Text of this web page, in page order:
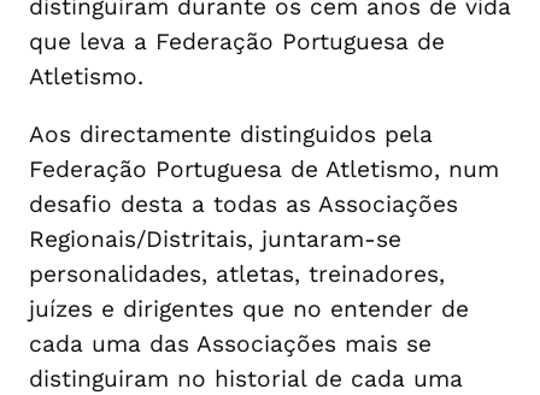
distinguiram durante os cem anos de vida
que leva a Federação Portuguesa de
Atletismo.
Aos directamente distinguidos pela
Federação Portuguesa de Atletismo, num
desafio desta a todas as Associações
Regionais/Distritais, juntaram-se
personalidades, atletas, treinadores,
juízes e dirigentes que no entender de
cada uma das Associações mais se
distinguiram no historial de cada uma